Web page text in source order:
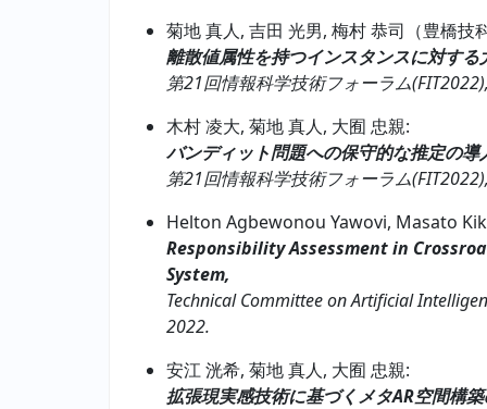
菊地 真人, 吉田 光男, 梅村 恭司（豊橋技
離散値属性を持つインスタンスに対す
第21回情報科学技術フォーラム
木村 凌大, 菊地 真人, 大囿 忠親:
バンディット問題への保守的な推定の
第21回情報科学技術フォーラム
Helton Agbewonou Yawovi, Masato
Responsibility Assessment in
System,
Technical Committee on Artificial
2022.
安江 洸希, 菊地 真人, 大囿 忠親:
拡張現実感技術に基づくメタAR空間構